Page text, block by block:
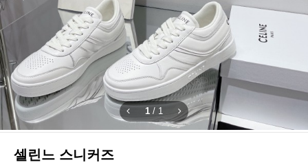
1 / 1
셀린느 스니커즈